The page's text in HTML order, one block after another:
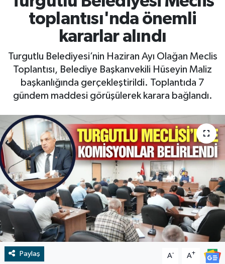
toplantısı'nda önemli
kararlar alındı
Turgutlu Belediyesi’nin Haziran Ayı Olağan Meclis
Toplantısı, Belediye Başkanvekili Hüseyin Maliz
başkanlığında gerçekleştirildi. Toplantıda 7
gündem maddesi görüşülerek karara bağlandı.
Paylaş A- A+
RESMİ İLAN
BİLİM VE TEKNOLOJİ
RESMİ İLAN
Tarih
Çevre
Dünya
İletişim
Künye
SPOR
Vefat
Video